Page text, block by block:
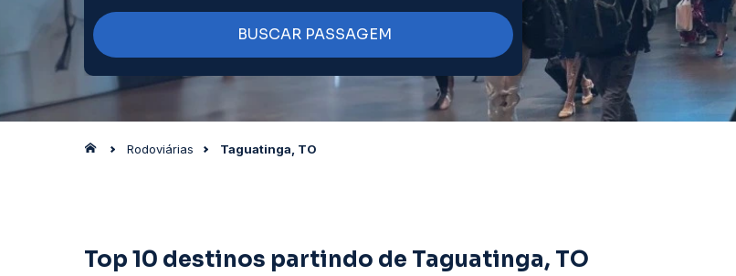
BUSCAR PASSAGEM
Rodoviárias Taguatinga, TO
Top 10 destinos partindo de Taguatinga, TO